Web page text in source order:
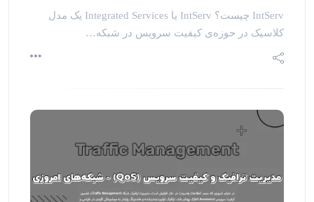
IntServ چیست؟ IntServ یا Integrated Services یک مدل
کلاسیک در حوزه‌ی کیفیت سرویس در شبکه…